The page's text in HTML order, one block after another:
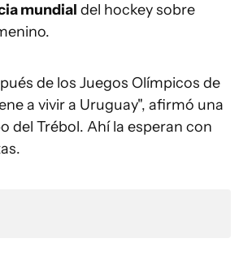
mundial del hockey sobre
de los Juegos Olímpicos de
a vivir a Uruguay", afirmó una
del Trébol. Ahí la esperan con